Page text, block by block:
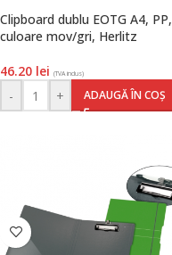
Clipboard dublu EOTG A4, PP,
culoare mov/gri, Herlitz
46.20 lei (TVA inclus)
- + ADAUGĂ ÎN COȘ